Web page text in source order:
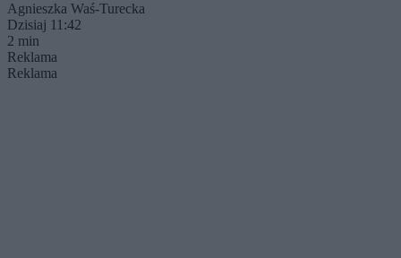
Agnieszka Waś-Turecka
Dzisiaj 11:42
2 min
Reklama
Reklama